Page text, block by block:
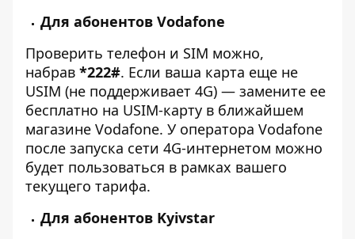
Для абонентов Vodafone
Проверить телефон и SIM можно,
набрав *222#. Если ваша карта еще не
USIM (не поддерживает 4G) — замените ее
бесплатно на USIM-карту в ближайшем
магазине Vodafone. У оператора Vodafone
после запуска сети 4G-интернетом можно
будет пользоваться в рамках вашего
текущего тарифа.
Для абонентов Kyivstar